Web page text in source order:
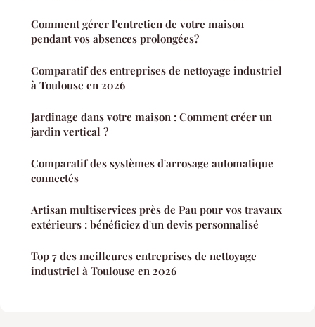
Comment gérer l'entretien de votre maison
pendant vos absences prolongées?
Comparatif des entreprises de nettoyage industriel
à Toulouse en 2026
Jardinage dans votre maison : Comment créer un
jardin vertical ?
Comparatif des systèmes d'arrosage automatique
connectés
Artisan multiservices près de Pau pour vos travaux
extérieurs : bénéficiez d'un devis personnalisé
Top 7 des meilleures entreprises de nettoyage
industriel à Toulouse en 2026